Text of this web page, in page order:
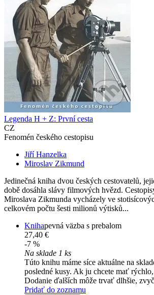
Legenda H + Z: První cesta
CZ
Fenomén českého cestopisu
Jiří Hanzelka
Miroslav Zikmund
Jedinečná kniha dvou českých cestovatelů,
době dosáhla slávy filmových hvězd.
Miroslava Zikmunda vycházely ve
celkovém počtu šesti milionů výtisků...
Knihapevná väzba s prebalom
27,40 €
-7 %
Na sklade 1 ks
Túto knihu máme síce aktuálne na
posledné kusy. Ak ju chcete mať
Dodanie ďalších môže trvať dlhšie,
Pridať do zoznamu